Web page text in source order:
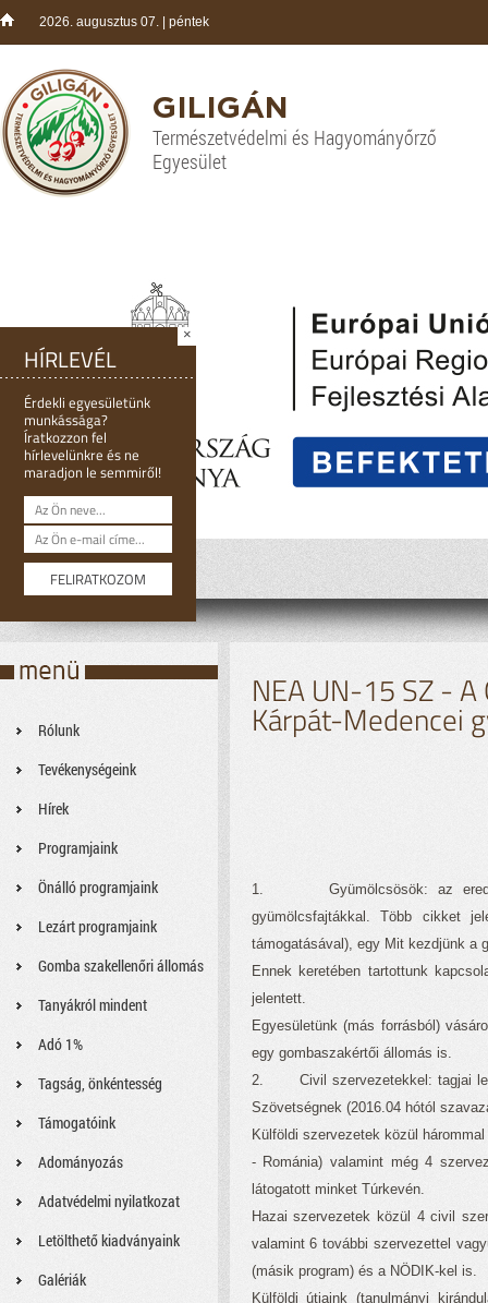
2026. augusztus 07. | péntek
GILIGÁN
Természetvédelmi és Hagyományőrző
Egyesület
Rólunk
Tevékenységeink
Hírek
Programjaink
Önálló programjaink
Lezárt programjaink
Gomba szakellenőri állomás
Tanyákról mindent
Adó 1%
Tagság, önkéntesség
Támogatóink
Adományozás
Adatvédelmi nyilatkozat
Letölthető kiadványaink
Galériák
NEA UN-15 SZ -
Kárpát-Medencei
1. Gyümölcsösök: az eredeti
gyümölcsfajtákkal. Több cikket
támogatásával), egy Mit kezdjünk a
Ennek keretében tartottunk
jelentett.
Egyesületünk (más forrásból)
egy gombaszakértői állomás is.
2. Civil szervezetekkel: tagjai
Szövetségnek (2016.04 hótól
Külföldi szervezetek közül
- Románia) valamint még 4
látogatott minket Túrkevén.
Hazai szervezetek közül 4 civil
valamint 6 további szervezettel
(másik program) és a NÖDIK-kel is.
Külföldi útjaink (tanulmányi
HÍRLEVÉL
Érdekli egyesületünk
munkássága?
Íratkozzon fel
hírlevelünkre és ne
maradjon le semmiről!
×